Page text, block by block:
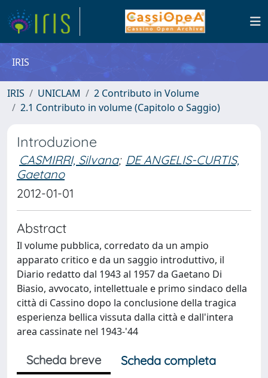
IRIS
IRIS UNICLAM
2 Contributo in Volume
2.1 Contributo in volume (Capitolo o Saggio)
Introduzione
CASMIRRI, Silvana; DE ANGELIS-CURTIS,
Gaetano
2012-01-01
Abstract
Il volume pubblica, corredato da un ampio
apparato critico e da un saggio introduttivo, il
Diario redatto dal 1943 al 1957 da Gaetano Di
Biasio, avvocato, intellettuale e primo sindaco della
città di Cassino dopo la conclusione della tragica
esperienza bellica vissuta dalla città e dall'intera
area cassinate nel 1943-'44
Scheda breve
Scheda completa